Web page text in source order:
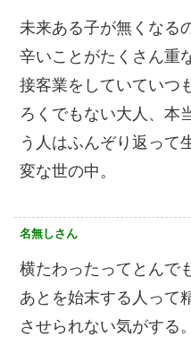
未来ある子が無くなる
辛いことがたくさん重
接客業をしていていつ
ろくでもない大人、本
う人はふんぞり返って
変な世の中。
名無しさん
横たわったってとんで
あとを始末する人って
させられない気がする。